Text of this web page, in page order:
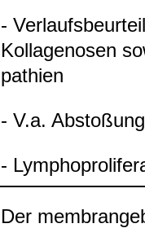
-
Kol­la­ge­no­sen
pa­thien
- V.a.
-
Der